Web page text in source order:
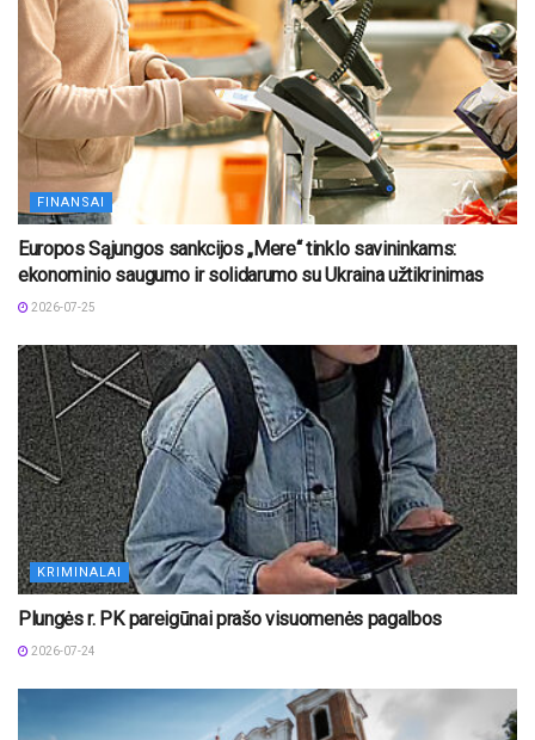
FINANSAI
Europos Sąjungos sankcijos „Mere“ tinklo savininkams:
ekonominio saugumo ir solidarumo su Ukraina užtikrinimas
2026-07-25
KRIMINALAI
Plungės r. PK pareigūnai prašo visuomenės pagalbos
2026-07-24